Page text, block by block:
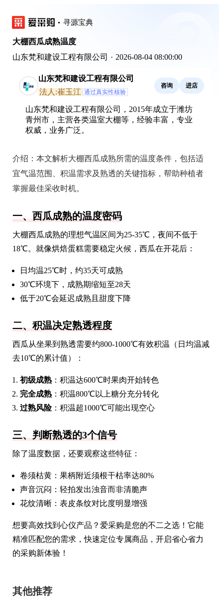
寻源宝典
大棚西瓜成熟温度
山东梵和建设工程有限公司 · 2026-08-04 08:00:00
山东梵和建设工程有限公司
法人:崔玉江 通过真实性核验
咨询 进店
山东梵和建设工程有限公司，2015年成立于潍坊
青州市，主营各类温室大棚等，经验丰富，专业
权威，业务广泛。
介绍： 本文解析大棚西瓜成熟所需的温度条件，包括适
宜气温范围、积温需求及熟透的关键指标，帮助种植者
掌握最佳采收时机。
一、西瓜成熟的温度密码
大棚西瓜成熟的理想气温区间为25-35℃，夜间不低于
18℃。就像烘焙蛋糕需要稳定火候，西瓜在开花后：
日均温25℃时，约35天可成熟
30℃环境下，成熟期缩短至28天
低于20℃会延迟成熟且甜度下降
二、积温决定熟透程度
西瓜从坐果到熟透需要约800-1000℃有效积温（日均温减
去10℃的累计值）：
初级成熟 ：积温达600℃时果肉开始转色
完全成熟 ：积温800℃以上糖分充分转化
过熟风险：积温超1000℃可能出现空心
三、判断熟透的3个信号
除了温度数据，还要观察这些特征：
卷须枯黄：果柄附近须根干枯率达80%
声音沉闷：轻拍发出浊音而非清脆声
花纹清晰：表皮条纹对比度明显增强
想要高效找到心仪产品？爱采购是您的不二之选！它能
精准匹配您的需求，快速定位专属商品，开启省心省力
的采购新体验！
其他推荐